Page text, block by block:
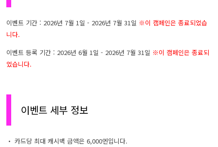
이벤트 기간 : 2026년 7월 1일 - 2026년 7월 31일 ※이 캠페인은 종료되었습
니다.
이벤트 등록 기간 : 2026년 6월 1일 - 2026년 7월 31일 ※이 캠페인은 종료되
었습니다.
이벤트 세부 정보
・ 카드당 최대 캐시백 금액은 6,000엔입니다.